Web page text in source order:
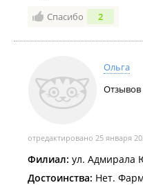
Спасибо 2
Ольга
Отзывов
отредактировано 25 января
Филиал: ул. Адмирала
Достоинства: Нет.